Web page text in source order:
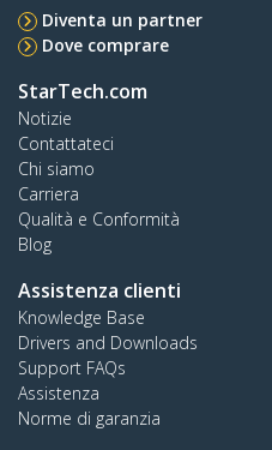
Diventa un partner
Dove comprare
StarTech.com
Notizie
Contattateci
Chi siamo
Carriera
Qualità e Conformità
Blog
Assistenza clienti
Knowledge Base
Drivers and Downloads
Support FAQs
Assistenza
Norme di garanzia